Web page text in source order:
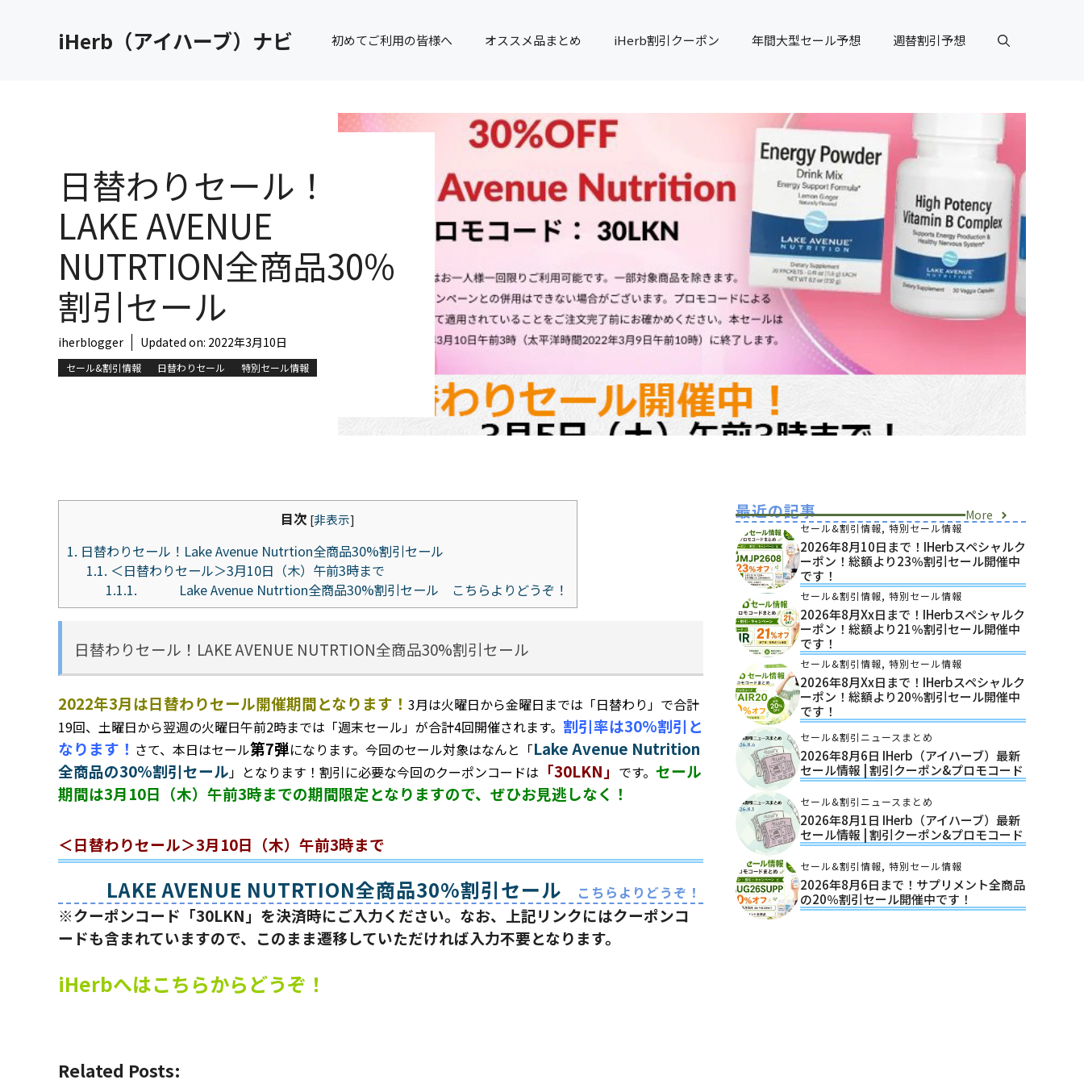
iHerb（アイハーブ）ナビ 初めてご利用の皆様へ オススメ品まとめ iHerb割引クーポン 年間大型セール予想 週替割引予想
日替わりセール！
LAKE AVENUE
NUTRTION全商品30%
割引セール
iherblogger Updated on: 2022年3月10日
セール&割引情報 日替わりセール 特別セール情報
目次 [非表示]
1. 日替わりセール！Lake Avenue Nutrtion全商品30%割引セール
1.1. ＜日替わりセール＞3月10日（木）午前3時まで
1.1.1. Lake Avenue Nutrtion全商品30%割引セール こちらよりどうぞ！
日替わりセール！LAKE AVENUE NUTRTION全商品30%割引セール
2022年3月は日替わりセール開催期間となります！ 3月は火曜日から金曜日までは「日替わり」で合計
19回、土曜日から翌週の火曜日午前2時までは「週末セール」が合計4回開催されます。 割引率は30%割引と
なります！ さて、本日はセール第7弾になります。今回のセール対象はなんと「Lake Avenue Nutrition
全商品の30%割引セール」となります！割引に必要な今回のクーポンコードは 「30LKN」 です。 セール
期間は3月10日（木）午前3時までの期間限定となりますので、ぜひお見逃しなく！
＜日替わりセール＞3月10日（木）午前3時まで
LAKE AVENUE NUTRTION全商品30%割引セール こちらよりどうぞ！
※クーポンコード「30LKN」を決済時にご入力ください。なお、上記リンクにはクーポンコ
ードも含まれていますので、このまま遷移していただければ入力不要となります。
iHerbへはこちらからどうぞ！
Related Posts:
最近の記事 More
セール&割引情報, 特別セール情報
2026年8月10日まで！iHerbスペシャルク
ーポン！総額より23％割引セール開催中
です！
セール&割引情報, 特別セール情報
2026年8月xx日まで！iHerbスペシャルク
ーポン！総額より21％割引セール開催中
です！
セール&割引情報, 特別セール情報
2026年8月xx日まで！iHerbスペシャルク
ーポン！総額より20％割引セール開催中
です！
セール&割引ニュースまとめ
2026年8月6日 IHerb（アイハーブ）最新
セール情報 | 割引クーポン&プロモコード
セール&割引ニュースまとめ
2026年8月1日 IHerb（アイハーブ）最新
セール情報 | 割引クーポン&プロモコード
セール&割引情報, 特別セール情報
2026年8月6日まで！サプリメント全商品
の20％割引セール開催中です！